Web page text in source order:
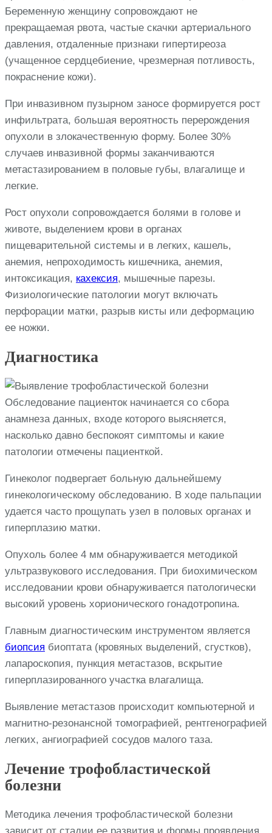
Беременную женщину сопровождают не
прекращаемая рвота, частые скачки артериального
давления, отдаленные признаки гипертиреоза
(учащенное сердцебиение, чрезмерная потливость,
покраснение кожи).
При инвазивном пузырном заносе формируется рост
инфильтрата, большая вероятность перерождения
опухоли в злокачественную форму. Более 30%
случаев инвазивной формы заканчиваются
метастазированием в половые губы, влагалище и
легкие.
Рост опухоли сопровождается болями в голове и
животе, выделением крови в органах
пищеварительной системы и в легких, кашель,
анемия, непроходимость кишечника, анемия,
интоксикация, кахексия, мышечные парезы.
Физиологические патологии могут включать
перфорации матки, разрыв кисты или деформацию
ее ножки.
Диагностика
Обследование пациенток начинается со сбора
анамнеза данных, входе которого выясняется,
насколько давно беспокоят симптомы и какие
патологии отмечены пациенткой.
Гинеколог подвергает больную дальнейшему
гинекологическому обследованию. В ходе пальпации
удается часто прощупать узел в половых органах и
гиперплазию матки.
Опухоль более 4 мм обнаруживается методикой
ультразвукового исследования. При биохимическом
исследовании крови обнаруживается патологически
высокий уровень хорионического гонадотропина.
Главным диагностическим инструментом является
биопсия биоптата (кровяных выделений, сгустков),
лапароскопия, пункция метастазов, вскрытие
гиперплазированного участка влагалища.
Выявление метастазов происходит компьютерной и
магнитно-резонансной томографией, рентгенографией
легких, ангиографией сосудов малого таза.
Лечение трофобластической
болезни
Методика лечения трофобластической болезни